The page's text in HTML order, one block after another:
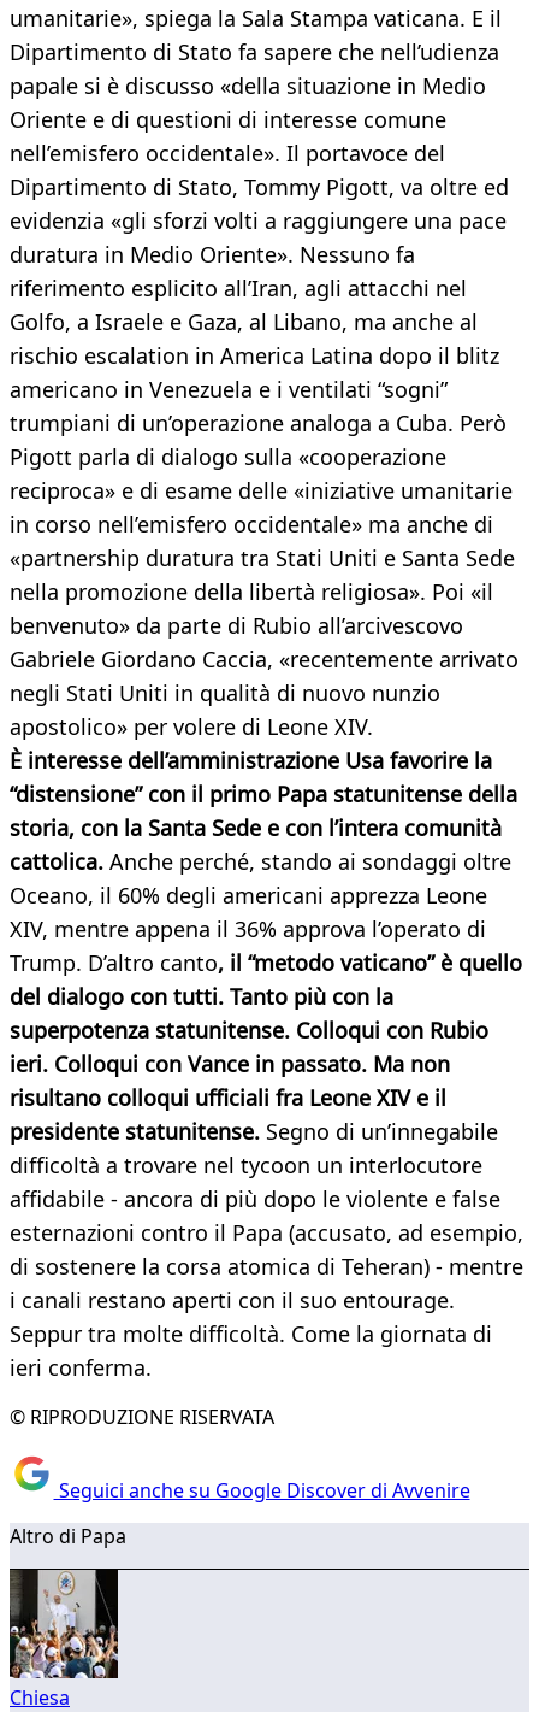
umanitarie», spiega la Sala Stampa vaticana. E il
Dipartimento di Stato fa sapere che nell’udienza
papale si è discusso «della situazione in Medio
Oriente e di questioni di interesse comune
nell’emisfero occidentale». Il portavoce del
Dipartimento di Stato, Tommy Pigott, va oltre ed
evidenzia «gli sforzi volti a raggiungere una pace
duratura in Medio Oriente». Nessuno fa
riferimento esplicito all’Iran, agli attacchi nel
Golfo, a Israele e Gaza, al Libano, ma anche al
rischio escalation in America Latina dopo il blitz
americano in Venezuela e i ventilati “sogni”
trumpiani di un’operazione analoga a Cuba. Però
Pigott parla di dialogo sulla «cooperazione
reciproca» e di esame delle «iniziative umanitarie
in corso nell’emisfero occidentale» ma anche di
«partnership duratura tra Stati Uniti e Santa Sede
nella promozione della libertà religiosa». Poi «il
benvenuto» da parte di Rubio all’arcivescovo
Gabriele Giordano Caccia, «recentemente arrivato
negli Stati Uniti in qualità di nuovo nunzio
apostolico» per volere di Leone XIV.
È interesse dell’amministrazione Usa favorire la
“distensione” con il primo Papa statunitense della
storia, con la Santa Sede e con l’intera comunità
cattolica. Anche perché, stando ai sondaggi oltre
Oceano, il 60% degli americani apprezza Leone
XIV, mentre appena il 36% approva l’operato di
Trump. D’altro canto, il “metodo vaticano” è quello
del dialogo con tutti. Tanto più con la
superpotenza statunitense. Colloqui con Rubio
ieri. Colloqui con Vance in passato. Ma non
risultano colloqui ufficiali fra Leone XIV e il
presidente statunitense. Segno di un’innegabile
difficoltà a trovare nel tycoon un interlocutore
affidabile - ancora di più dopo le violente e false
esternazioni contro il Papa (accusato, ad esempio,
di sostenere la corsa atomica di Teheran) - mentre
i canali restano aperti con il suo entourage.
Seppur tra molte difficoltà. Come la giornata di
ieri conferma.
© RIPRODUZIONE RISERVATA
Seguici anche su Google Discover di Avvenire
Altro di Papa
Chiesa